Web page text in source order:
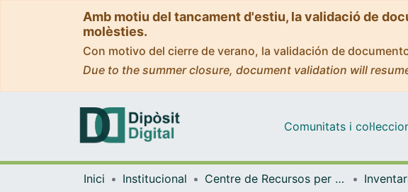
Amb motiu del tancament d'estiu, la validació de
molèsties.
Con motivo del cierre de verano, la validación de
Due to the summer closure, document validation will
Comunitats i
Inici Institucional Centre de Recursos per a l'Aprenentatge i la Investigació (CRAI-UB) - Institucional